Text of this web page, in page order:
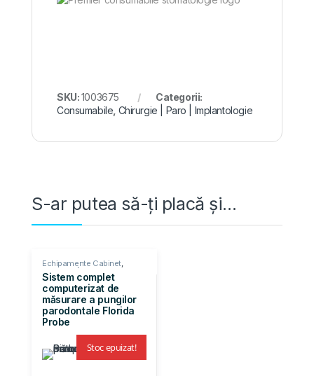
SKU:1003675
Categorii:
Consumabile Chirurgie | Paro | Implantologie
S-ar putea să-ți placă și…
Echipamente Cabinet,
Chirurgie | Parodontologie
Sistem complet
computerizat de
măsurare a pungilor
parodontale Florida
Probe
Stoc epuizat!